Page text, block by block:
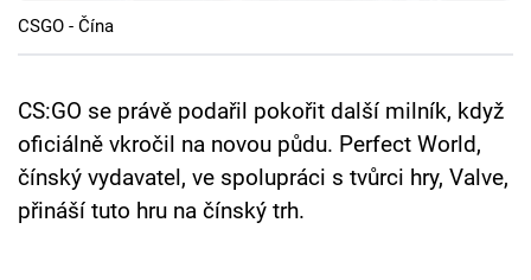
Cool Esport
TV Program
Sledujte prima+
CSGO - Čína
CS:GO se právě podařil pokořit další milník, když
oficiálně vkročil na novou půdu. Perfect World,
čínský vydavatel, ve spolupráci s tvůrci hry, Valve,
přináší tuto hru na čínský trh.